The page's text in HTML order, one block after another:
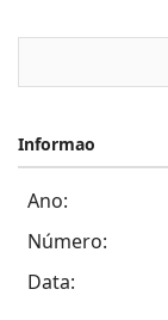
Informao
Ano:
Número:
Data: